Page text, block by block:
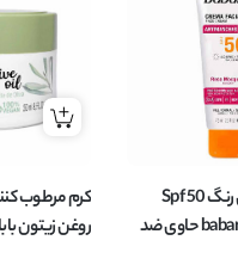
ضد آفتاب بدون رنگ Spf 50
PLUS باباریا babaria حاوی ضد
کرم مرطوب